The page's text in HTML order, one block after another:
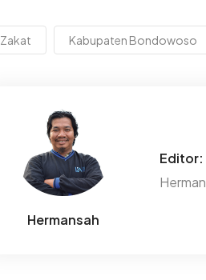
Zakat Kabupaten Bondowoso
Hermansah
Editor: